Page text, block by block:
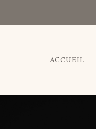
ACCUEIL